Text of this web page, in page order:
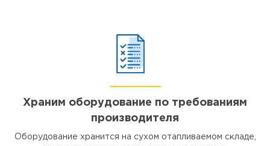
Храним оборудование по требованиям
производителя
Оборудование хранится на сухом отапливаемом складе,